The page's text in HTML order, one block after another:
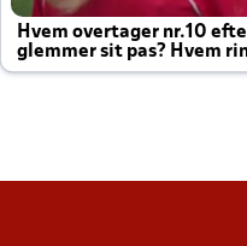
Hvem overtager nr.10
glemmer sit pas? Hvem
altid til efter kampe?